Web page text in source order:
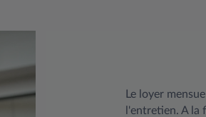
Le loyer
l'entretien. A la